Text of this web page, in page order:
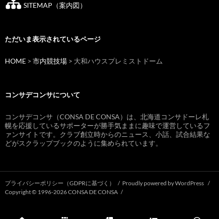
SITEMAP（案内図）
ただいま表示されているページ
HOME > 市内競技場 > 大和ハウスプレミストドーム
コンサデコンサについて
コンサデコンサ（CONSA DE CONSA）は、北海道コンサドーレ札
幌を応援しているサポーターが勝手気ままに趣味で運営しているフ
ァンサイトです。クラブ創立時からのニュース、小話、試合結果な
どがスクラップブックのように集められています。
プライバシーポリシー（GDPRに基づく）
Proudly powered by WordPress
Copyright © 1996-2026 CONSA DE CONSA